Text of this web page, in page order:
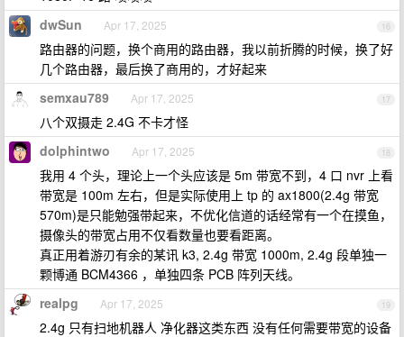
16
dwSun Apr 17, 2025
路由器的问题，换个商用的路由器，我以前折腾的时候，换了好
几个路由器，最后换了商用的，才好起来
17
semxau789 Apr 17, 2025
八个双摄走 2.4G 不卡才怪
18
dolphintwo Apr 17, 2025
我用 4 个头，理论上一个头应该是 5m 带宽不到，4 口 nvr 上看
带宽是 100m 左右，但是实际使用上 tp 的 ax1800(2.4g 带宽
570m)是只能勉强带起来，不优化信道的话经常有一个在摸鱼，
摄像头的带宽占用不仅看数量也要看距离。
真正用着游刃有余的某讯 k3, 2.4g 带宽 1000m, 2.4g 段单独一
颗博通 BCM4366 ，单独四条 PCB 阵列天线。
19
realpg Apr 17, 2025
2.4g 只有扫地机器人 净化器这类东西 没有任何需要带宽的设备